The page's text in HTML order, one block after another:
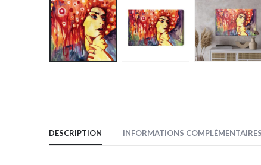
DESCRIPTION INFORMATIONS COMPLÉMENTAIRES